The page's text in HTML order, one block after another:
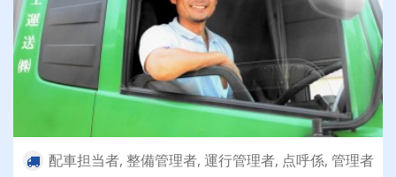
配車担当者, 整備管理者, 運行管理者, 点呼係, 管理者